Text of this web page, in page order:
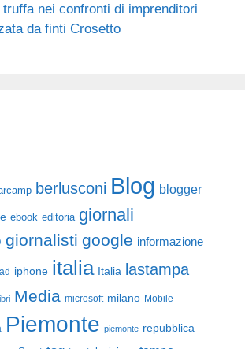
nei confronti di imprenditori
da finti Crosetto
berlusconi Blog blogger
ebook editoria giornali
giornalisti google informazione
iphone italia Italia lastampa
Media microsoft milano Mobile
Piemonte piemonte repubblica